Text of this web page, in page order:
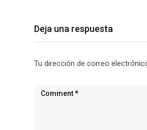
Deja una respuesta
Tu dirección de correo